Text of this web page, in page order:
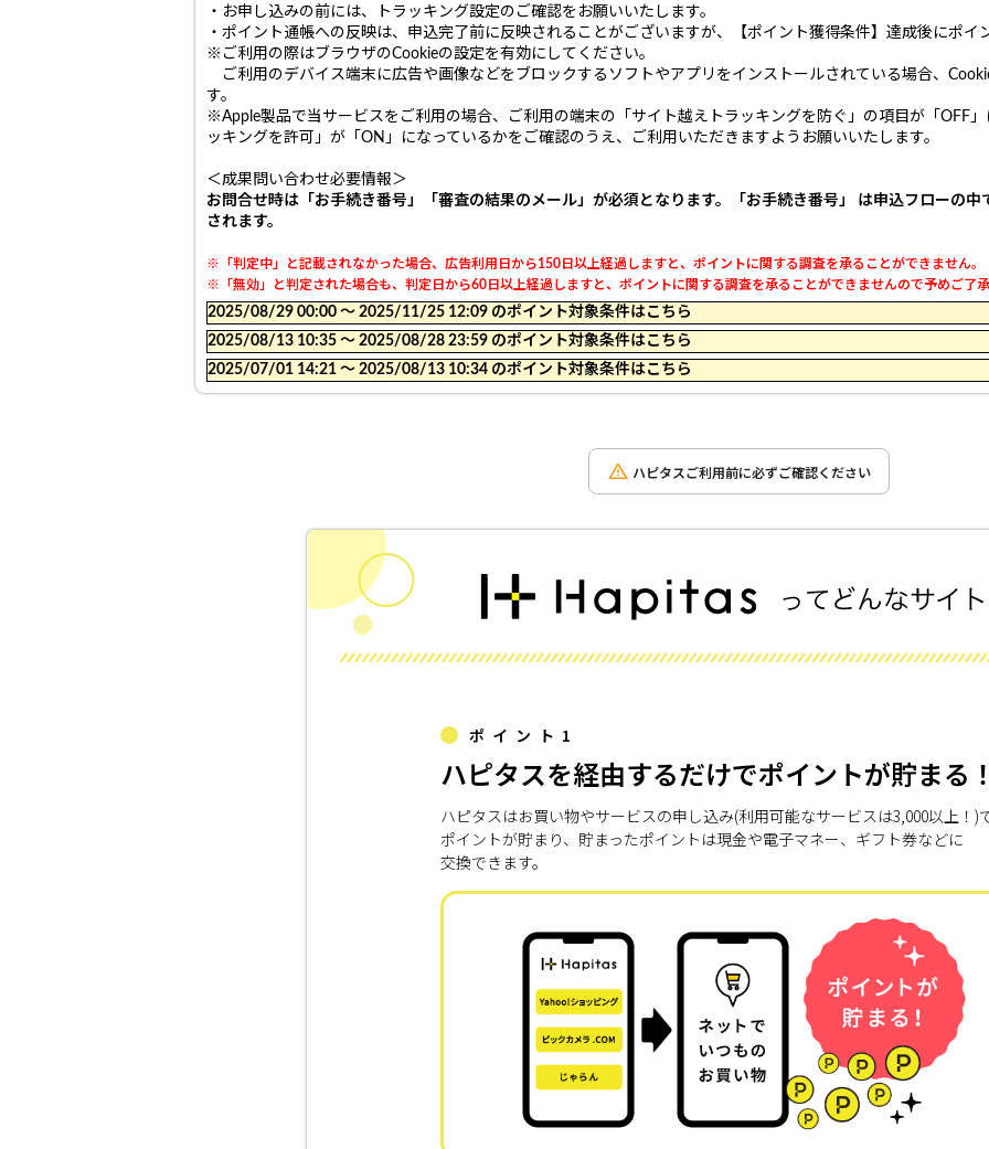
・お申し込みの前には、トラッキング設定のご確認をお願いいたします。
・ポイント通帳への反映は、申込完了前に反映されることがございますが、【ポイント獲得条件】達成後にポイ
※ご利用の際はブラウザのCookieの設定を有効にしてください。
ご利用のデバイス端末に広告や画像などをブロックするソフトやアプリをインストールされている場合、
す。
※Apple製品で当サービスをご利用の場合、ご利用の端末の「サイト越えトラッキングを防ぐ」の項目が「OFF
ッキングを許可」が「ON」になっているかをご確認のうえ、ご利用いただきますようお願いいたします。
＜成果問い合わせ必要情報＞
お問合せ時は「お手続き番号」「審査の結果のメール」が必須となります。
「お手続き番号」 は申込フローの
されます。
※「判定中」と記載されなかった場合、広告利用日から150日以上経過しますと、ポイントに関する調査を承ることができません。
※「無効」と判定された場合も、判定日から60日以上経過しますと、ポイントに関する調査を承ることができませんので予めご了
2025/08/29 00:00 〜 2025/11/25 12:09 のポイント対象条件はこちら
2025/08/13 10:35 〜 2025/08/28 23:59 のポイント対象条件はこちら
2025/07/01 14:21 〜 2025/08/13 10:34 のポイント対象条件はこちら
ハピタスご利用前に必ずご確認ください
ポイント1
ハピタスを経由するだけでポイントが貯まる
ハピタスはお買い物やサービスの申し込み(利用可能なサービスは3,000以上！)
ポイントが貯まり、貯まったポイントは現金や電子マネー、ギフト券などに
交換できます。